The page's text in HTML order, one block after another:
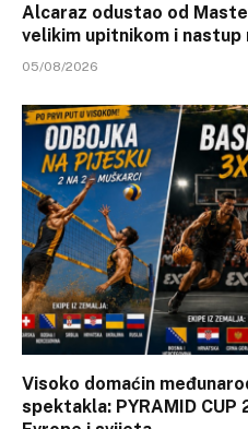
Alcaraz odustao od
velikim upitnikom i nastup
05/08/2026
Visoko domaćin
spektakla: PYRAMID